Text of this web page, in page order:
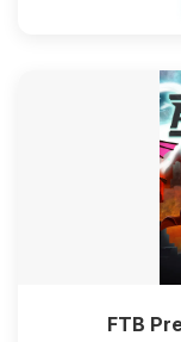
FTB